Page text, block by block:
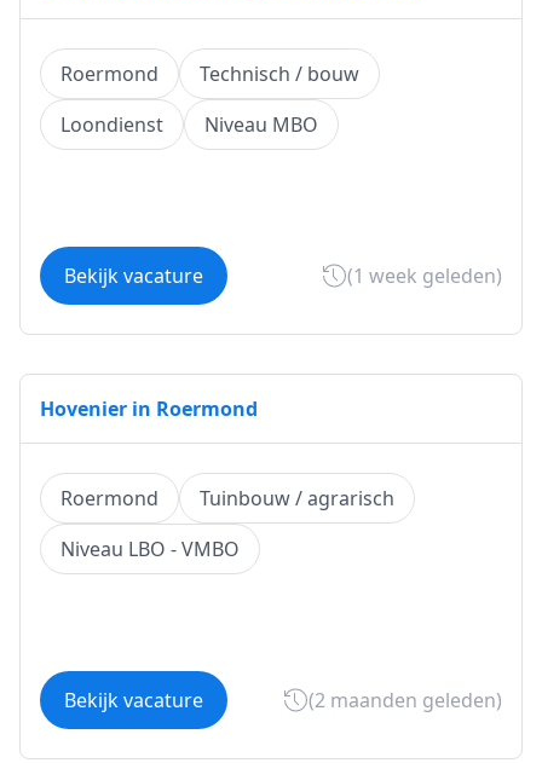
Roermond
Technisch / bouw
Loondienst
Niveau MBO
Bekijk vacature (1 week geleden)
Hovenier in Roermond
Roermond
Tuinbouw / agrarisch
Niveau LBO - VMBO
Bekijk vacature (2 maanden geleden)